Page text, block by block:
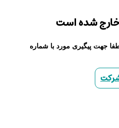
شده است
جهت پیگیری مورد با شماره